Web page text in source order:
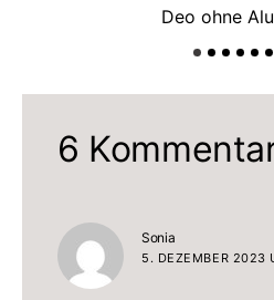
Deo ohne
6
Sonia
5. DEZEMBER 2023